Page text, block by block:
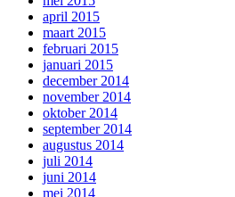
april 2015
maart 2015
februari 2015
januari 2015
december 2014
november 2014
oktober 2014
september 2014
augustus 2014
juli 2014
juni 2014
mei 2014